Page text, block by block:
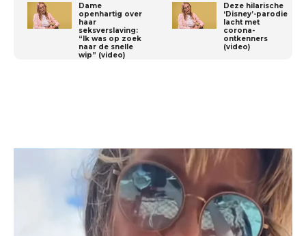
Dame
openhartig over
haar
seksverslaving:
“Ik was op zoek
naar de snelle
wip” (video)
Deze hilarische
‘Disney’-parodie
lacht met
corona-
ontkenners
(video)